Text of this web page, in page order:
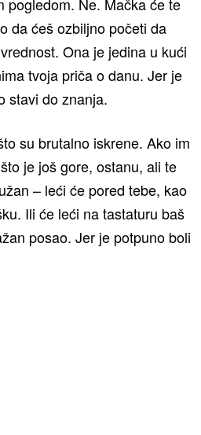
da ćeš ozbiljno početi da
Ona je jedina u kući
tvoja priča o danu. Jer je
stavi do znanja.
su brutalno iskrene. Ako im
je još gore, ostanu, ali te
– leći će pored tebe, kao
Ili će leći na tastaturu baš
posao. Jer je potpuno boli